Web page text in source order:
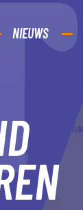
NIEUWS